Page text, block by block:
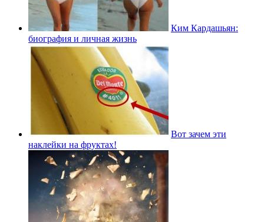
Ким Кардашьян:
биография и личная жизнь
Вот зачем эти
наклейки на фруктах!